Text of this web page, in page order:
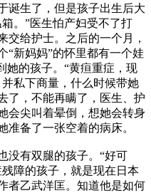
生了，但是孩子出生后大
。”医生怕产妇受不了打
交给护士。之后的一个月，
“新妈妈”的怀里都有一个娃
她的孩子。“黄疸重症，现
私下商量，什么时候带她
了，不能再瞒了，医生、护
会尖叫着晕倒，想她会转身
准备了一张空着的病床。
有双腿的孩子。“好可
障的孩子，就是现在日本
者乙武洋匡。知道他是如何